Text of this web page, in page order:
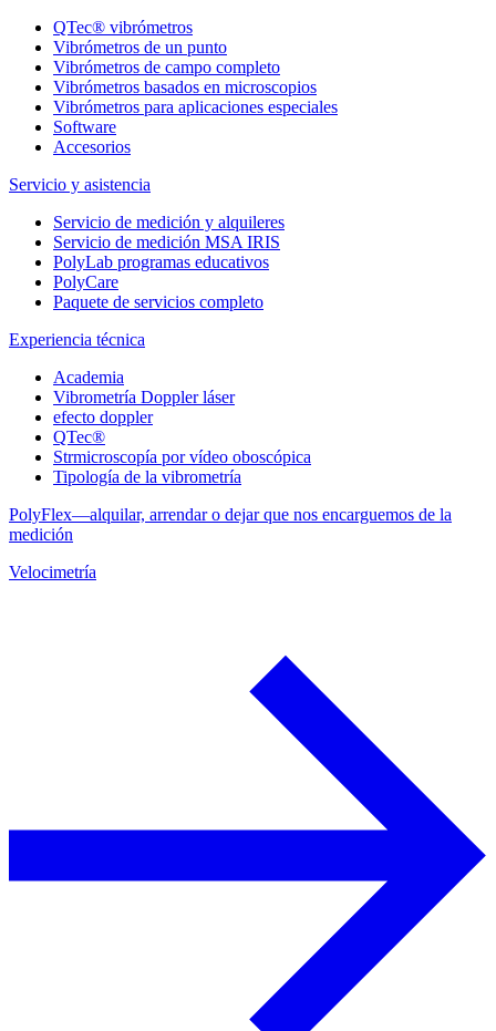
QTec® vibrómetros
Vibrómetros de un punto
Vibrómetros de campo completo
Vibrómetros basados en microscopios
Vibrómetros para aplicaciones especiales
Software
Accesorios
Servicio y asistencia
Servicio de medición y alquileres
Servicio de medición MSA IRIS
PolyLab programas educativos
PolyCare
Paquete de servicios completo
Experiencia técnica
Academia
Vibrometría Doppler láser
efecto doppler
QTec®
Strmicroscopía por vídeo oboscópica
Tipología de la vibrometría
PolyFlex—alquilar, arrendar o dejar que nos encarguemos de la
medición
Velocimetría